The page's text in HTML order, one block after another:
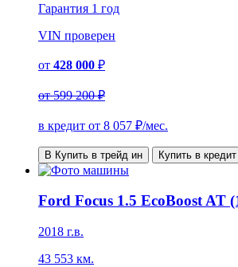
Гарантия 1 год
VIN проверен
от 428 000 ₽
от599 200 ₽
в кредит от 8 057 ₽/мес.
В Купить в трейд ин Купить в кредит
Ford Focus 1.5 EcoBoost AT
2018 г.в.
43 553 км.